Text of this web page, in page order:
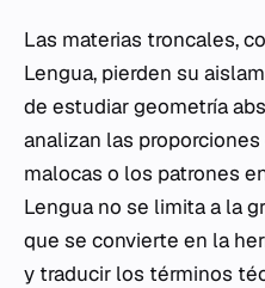
Las materias troncales,
Lengua, pierden su
de estudiar geometría
analizan las
malocas o los patrones
Lengua no se limita a la
que se convierte en la
y traducir los términos